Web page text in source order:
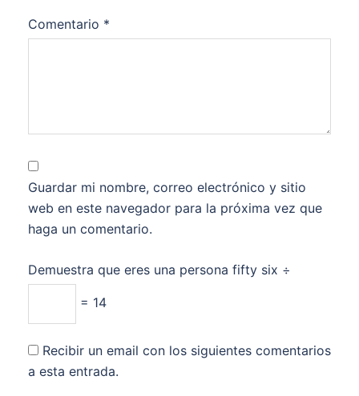
Comentario *
Guardar mi nombre, correo electrónico y sitio
web en este navegador para la próxima vez que
haga un comentario.
Demuestra que eres una persona fifty six ÷
= 14
Recibir un email con los siguientes comentarios
a esta entrada.